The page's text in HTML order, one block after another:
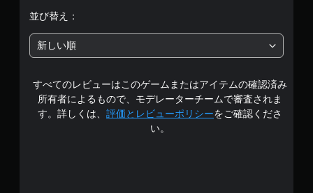
中
の
4
.
並び替え：
新しい順
すべてのレビューはこのゲームまたはアイテムの確認済み
所有者によるもので、モデレーターチームで審査されま
す。詳しくは、 評価とレビューポリシーをご確認くださ
い。